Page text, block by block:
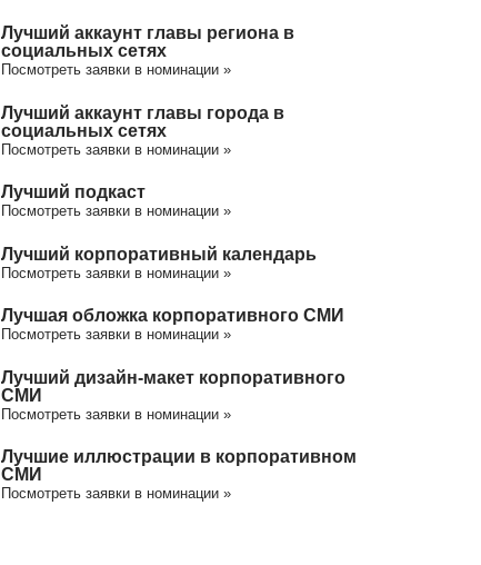
Лучший аккаунт главы региона в
социальных сетях
Посмотреть заявки в номинации »
Лучший аккаунт главы города в
социальных сетях
Посмотреть заявки в номинации »
Лучший подкаст
Посмотреть заявки в номинации »
Лучший корпоративный календарь
Посмотреть заявки в номинации »
Лучшая обложка корпоративного СМИ
Посмотреть заявки в номинации »
Лучший дизайн-макет корпоративного
СМИ
Посмотреть заявки в номинации »
Лучшие иллюстрации в корпоративном
СМИ
Посмотреть заявки в номинации »